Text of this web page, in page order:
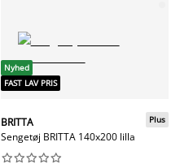
Nyhed
FAST LAV PRIS
BRITTA
Sengetøj BRITTA 140x200 lilla
Plus





